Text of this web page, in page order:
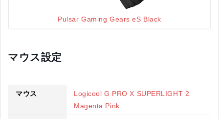
Pulsar Gaming Gears eS Black
マウス設定
マウス
Logicool G PRO X SUPERLIGHT 2
Magenta Pink